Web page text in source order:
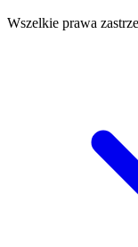
Wszelkie prawa